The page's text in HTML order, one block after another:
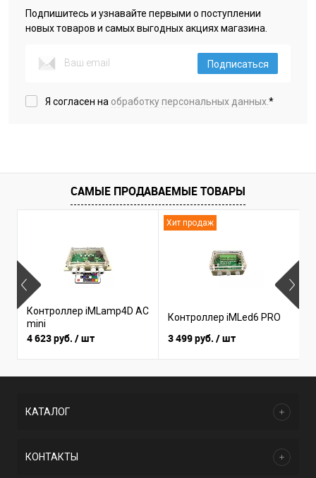
Подпишитесь и узнавайте первыми о поступлении
новых товаров и самых выгодных акциях магазина.
Подписаться
Я согласен на обработку персональных данных.*
САМЫЕ ПРОДАВАЕМЫЕ ТОВАРЫ
Контроллер iMLamp4D AC
mini
4 623 руб. / шт
Хит продаж
Контроллер iMLed6 PRO
3 499 руб. / шт
КАТАЛОГ
КОНТАКТЫ